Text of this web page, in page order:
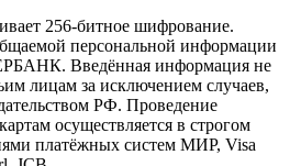
256-битное шифрование.
персональной информации
Введённая информация не
лицам за исключением случаев,
РФ. Проведение
осуществляется в строгом
платёжных систем МИР, Visa